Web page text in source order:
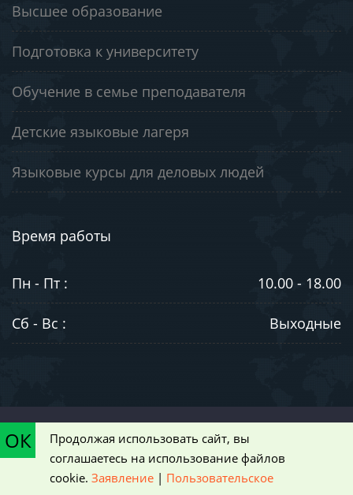
Высшее образование
Подготовка к университету
Обучение в семье преподавателя
Детские языковые лагеря
Языковые курсы для деловых людей
Время работы
Пн - Пт : 10.00 - 18.00
Сб - Вс : Выходные
ознакомительный характер и не является публичной офертой,
определяемой положениями статьи 437 Гражданского кодекса РФ
|
Пользовательское соглашение
ОК
Продолжая использовать сайт, вы
соглашаетесь на использование файлов
cookie. Заявление | Пользовательское